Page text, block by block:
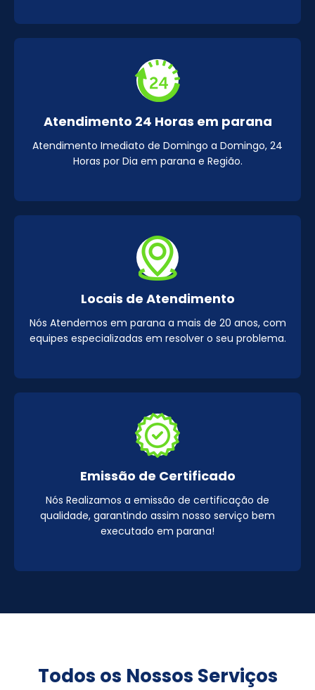
Atendimento 24 Horas em parana
Atendimento Imediato de Domingo a Domingo, 24
Horas por Dia em parana e Região.
Locais de Atendimento
Nós Atendemos em parana a mais de 20 anos, com
equipes especializadas em resolver o seu problema.
Emissão de Certificado
Nós Realizamos a emissão de certificação de
qualidade, garantindo assim nosso serviço bem
executado em parana!
Todos os Nossos Serviços